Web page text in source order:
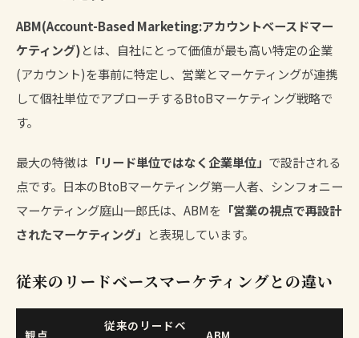
ABM(Account-Based Marketing:アカウントベースドマー
ケティング)とは、自社にとって価値が最も高い特定の企業
(アカウント)を事前に特定し、営業とマーケティングが連携
して個社単位でアプローチするBtoBマーケティング戦略で
す。
最大の特徴は 「リード単位ではなく企業単位」 で設計される
点です。日本のBtoBマーケティング第一人者、シンフォニー
マーケティング庭山一郎氏は、ABMを 「営業の視点で再設計
されたマーケティング」 と表現しています。
従来のリードベースマーケティングとの違い
観点
従来のリードベ
ABM